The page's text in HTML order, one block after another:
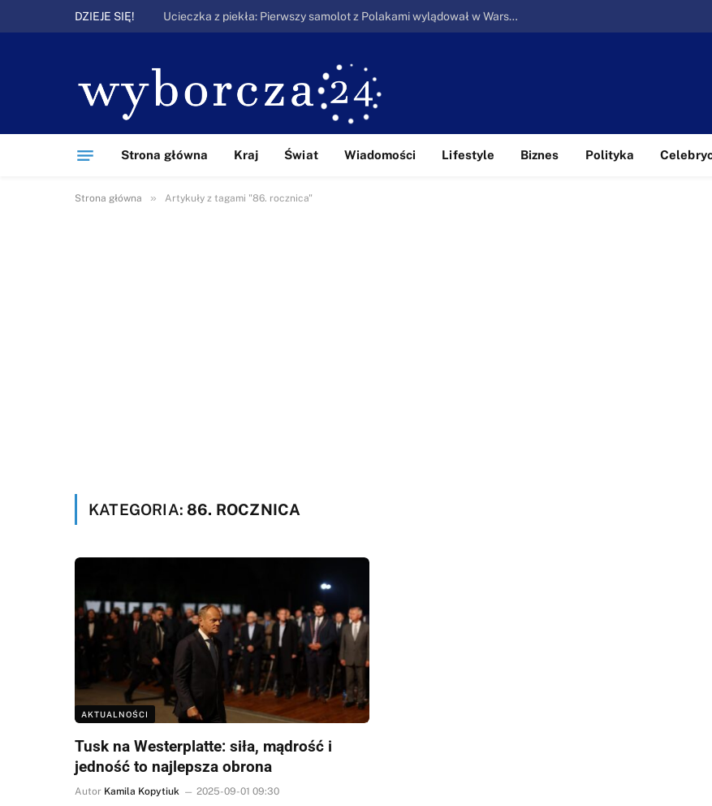
DZIEJE SIĘ! Ucieczka z piekła: Pierwszy samolot z Polakami wylądował w Warszawie
Strona główna Kraj Świat Wiadomości Lifestyle Biznes Polityka
Strona główna » Artykuły z tagami "86. rocznica"
KATEGORIA:86. ROCZNICA
AKTUALNOŚCI
Tusk na Westerplatte: siła, mądrość i
jedność to najlepsza obrona
Autor Kamila Kopytiuk 2025-09-01 09:30